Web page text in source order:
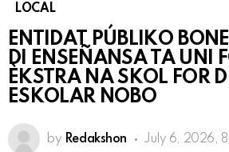
LOCAL
ENTIDAT PÚBLIKO
DI ENSEÑANSA TA UNI
ÈKSTRA NA SKOL FOR
ESKOLAR NOBO
by Redakshon July 6, 2026,